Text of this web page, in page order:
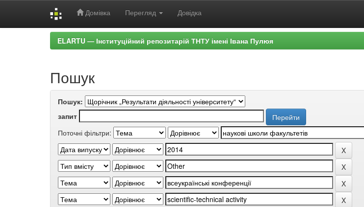
Домівка Перегляд Довідка
ELARTU — Інституційний репозитарій ТНТУ імені Івана Пулюя
Пошук
Пошук:
запит
Поточні фільтри: